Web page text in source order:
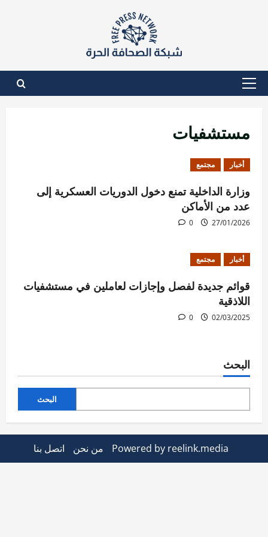
القائمة
مستشفيات
أخبار مجتمع
وزارة الداخلية تمنع دخول الدوريات العسكرية إلى
عدد من الأماكن
27/01/2026
0
أخبار مجتمع
قوائم جديدة لفصل وإجازات لعاملين في مستشفيات
اللاذقية
02/03/2025
0
البحث
البحث
Powered by reelink.media من نحن اتصل بنا